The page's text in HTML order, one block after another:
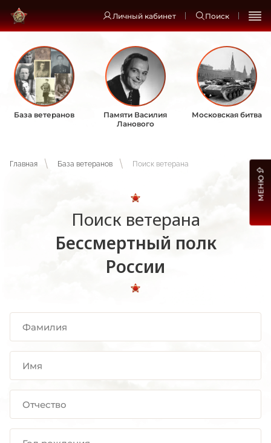
Личный кабинет Поиск
База ветеранов
Памяти Василия
Ланового
Московская битва
Главная База ветеранов Поиск ветерана
Поиск ветерана
Бессмертный полк
России
МЕНЮ